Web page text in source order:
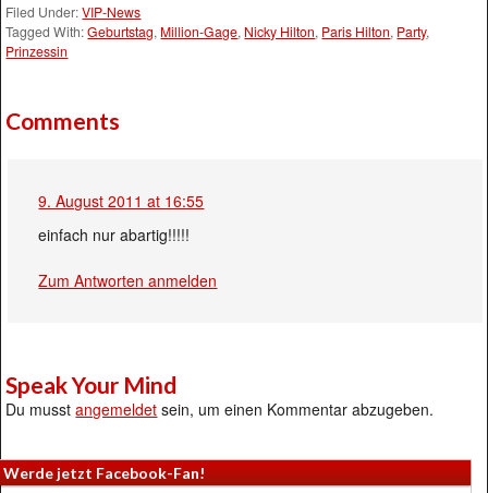
Filed Under:VIP-News
Tagged With:Geburtstag, Million-Gage, Nicky Hilton, Paris Hilton, Party,
Prinzessin
Comments
9. August 2011 at 16:55
einfach nur abartig!!!!!
Zum Antworten anmelden
Speak Your Mind
Du musstangemeldet sein, um einen Kommentar abzugeben.
Werde jetzt Facebook-Fan!